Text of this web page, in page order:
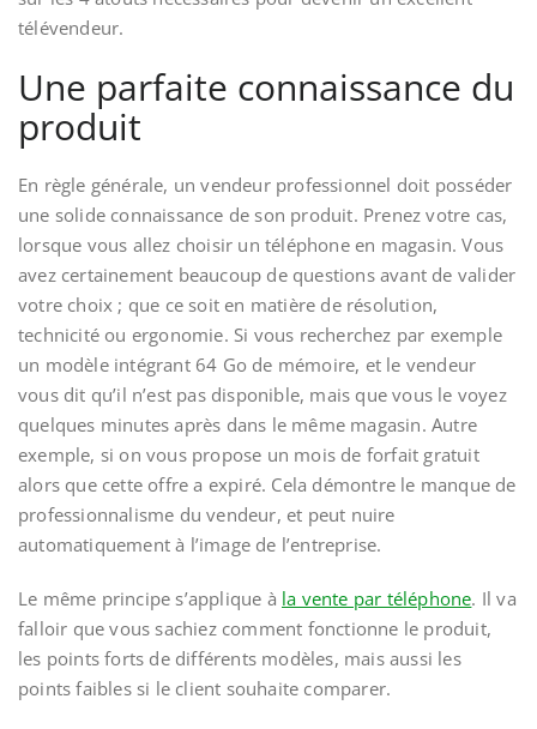
télévendeur.
Une parfaite connaissance du
produit
En règle générale, un vendeur professionnel doit posséder
une solide connaissance de son produit. Prenez votre cas,
lorsque vous allez choisir un téléphone en magasin. Vous
avez certainement beaucoup de questions avant de valider
votre choix ; que ce soit en matière de résolution,
technicité ou ergonomie. Si vous recherchez par exemple
un modèle intégrant 64 Go de mémoire, et le vendeur
vous dit qu’il n’est pas disponible, mais que vous le voyez
quelques minutes après dans le même magasin. Autre
exemple, si on vous propose un mois de forfait gratuit
alors que cette offre a expiré. Cela démontre le manque de
professionnalisme du vendeur, et peut nuire
automatiquement à l’image de l’entreprise.
Le même principe s’applique à la vente par téléphone. Il va
falloir que vous sachiez comment fonctionne le produit,
les points forts de différents modèles, mais aussi les
points faibles si le client souhaite comparer.